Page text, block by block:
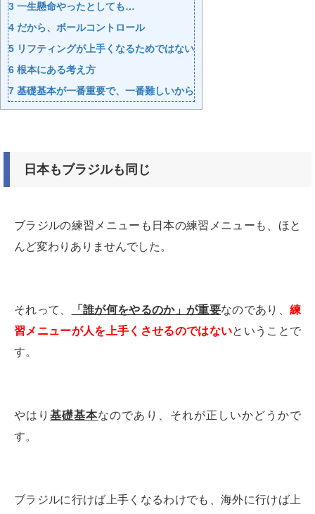
3 一生懸命やったとしても…
4 だから、ボールコントロール
5 リフティングが上手くなるためではない
6 根本にある考え方
7 基礎基本が一番重要で、一番難しいから
日本もブラジルも同じ
ブラジルの練習メニューも日本の練習メニューも、ほと
んど変わりありませんでした。
それって、 「誰が何をやるのか」が重要なのであり、練
習メニューが人を上手くさせるのではないということで
す。
やはり基礎基本なのであり、それが正しいかどうかで
す。
ブラジルに行けば上手くなるわけでも、海外に行けば上